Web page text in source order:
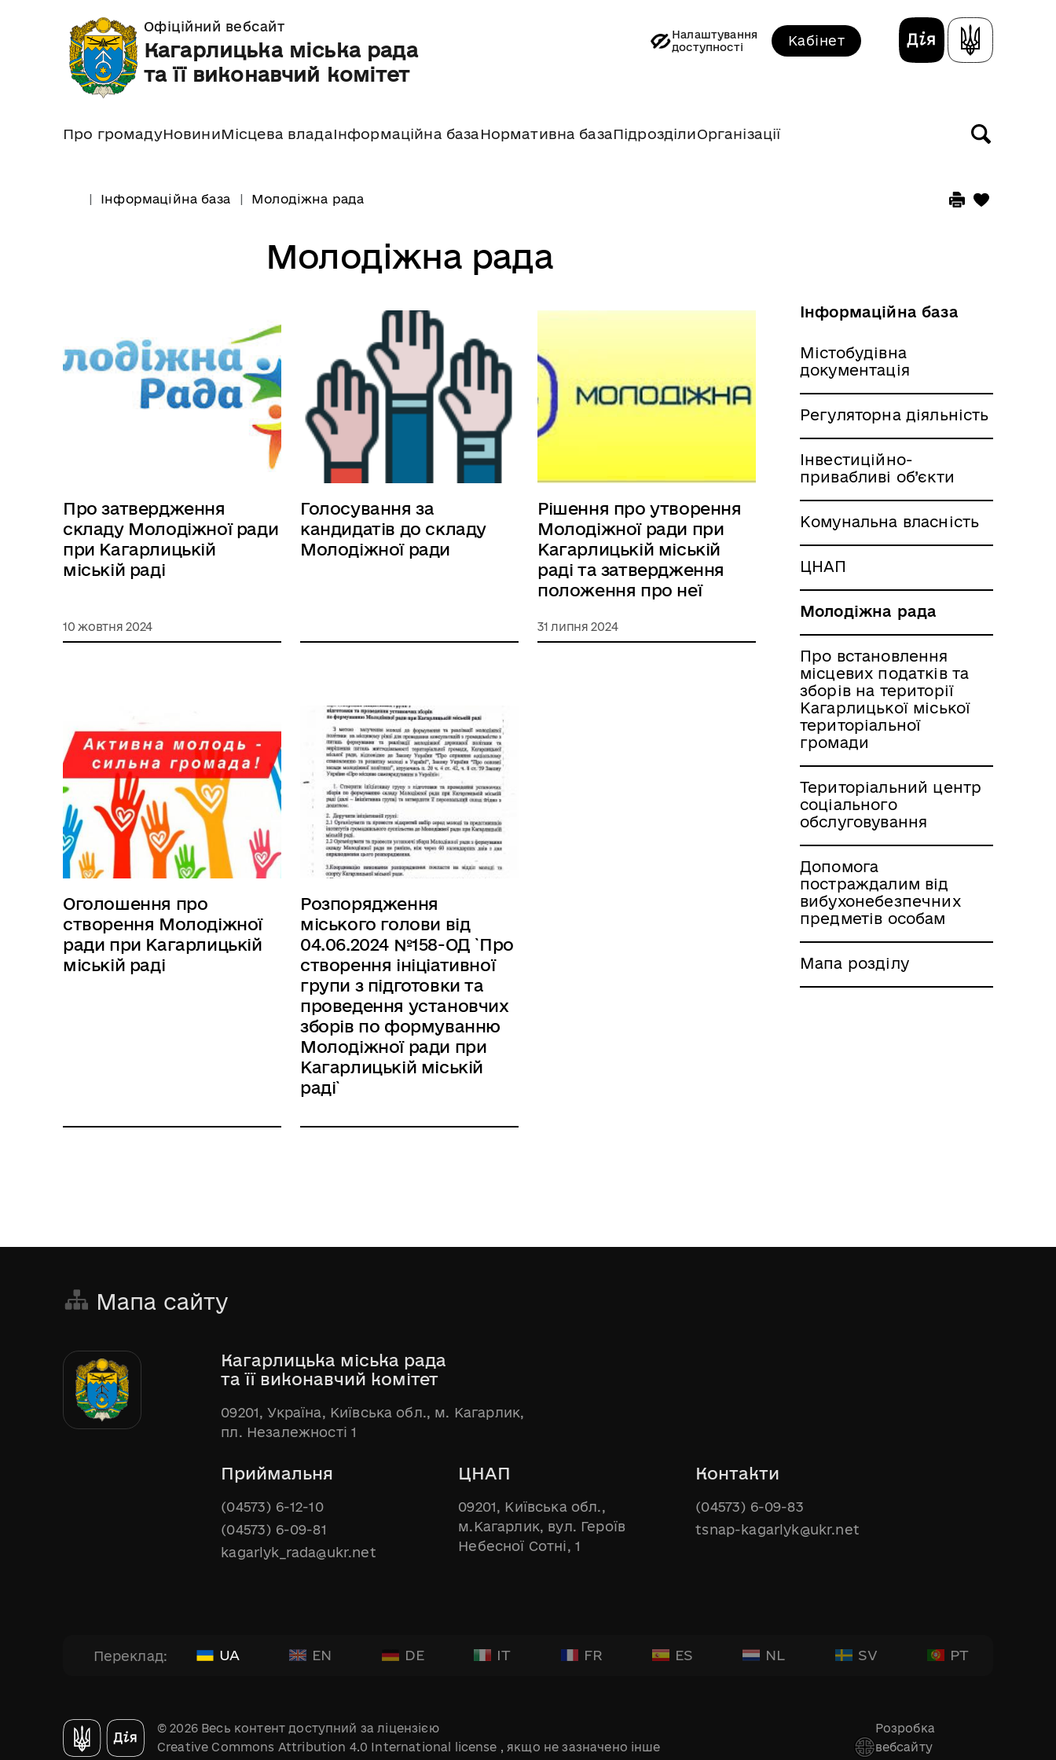
Офіційний вебсайт
Кагарлицька міська рада
та її виконавчий комітет
Налаштування
доступності
Кабінет
Про громадуНовиниМісцева владаІнформаційна база Нормативна базаПідрозділиОрганізації
Інформаційна база Молодіжна рада
Молодіжна рада
Про затвердження
складу Молодіжної ради
при Кагарлицькій
міській раді
10 жовтня 2024
Голосування за
кандидатів до складу
Молодіжної ради
Рішення про утворення
Молодіжної ради при
Кагарлицькій міській
раді та затвердження
положення про неї
31 липня 2024
Оголошення про
створення Молодіжної
ради при Кагарлицькій
міській раді
Розпорядження
міського голови від
04.06.2024 №158-ОД `Про
створення ініціативної
групи з підготовки та
проведення установчих
зборів по формуванню
Молодіжної ради при
Кагарлицькій міській
раді`
Інформаційна база
Містобудівна
документація
Регуляторна діяльність
Інвестиційно-
привабливі об’єкти
Комунальна власність
ЦНАП
Молодіжна рада
Про встановлення
місцевих податків та
зборів на території
Кагарлицької міської
територіальної
громади
Територіальний центр
соціального
обслуговування
Допомога
постраждалим від
вибухонебезпечних
предметів особам
Мапа розділу
Мапа сайту
Кагарлицька міська рада
та її виконавчий комітет
09201, Україна, Київська обл., м. Кагарлик,
пл. Незалежності 1
Приймальня
(04573) 6-12-10
(04573) 6-09-81
kagarlyk_rada@ukr.net
ЦНАП
09201, Київська обл.,
м.Кагарлик, вул. Героїв
Небесної Сотні, 1
Контакти
(04573) 6-09-83
tsnap-kagarlyk@ukr.net
Переклад: UA EN DE IT FR ES NL SV PT
© 2026 Весь контент доступний за ліцензією
Creative Commons Attribution 4.0 International license , якщо не зазначено інше
Розробка
вебсайту